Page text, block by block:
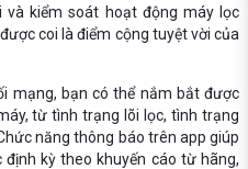
và kiểm soát hoạt động máy lọc
coi là điểm cộng tuyệt vời của
mạng, bạn có thể nắm bắt được
từ tình trạng lõi lọc, tình trạng
năng thông báo trên app giúp
kỳ theo khuyến cáo từ hãng,